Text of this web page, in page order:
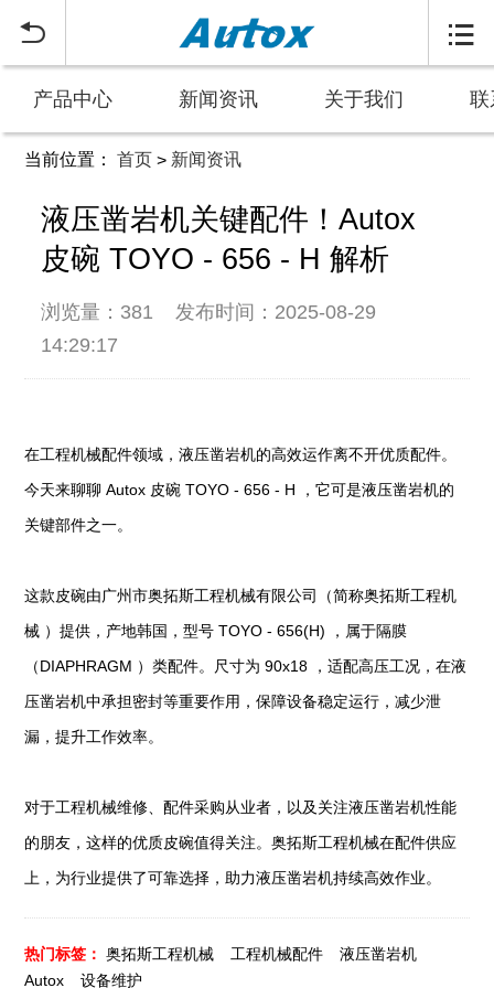
 
产品中心 新闻资讯 关于我们 联
当前位置：首页 > 新闻资讯
液压凿岩机关键配件！Autox
皮碗 TOYO - 656 - H 解析
浏览量：381
发布时间：2025-08-29
14:29:17
在工程机械配件领域，液压凿岩机的高效运作离不开优质配件。
今天来聊聊 Autox 皮碗 TOYO - 656 - H ，它可是液压凿岩机的
关键部件之一。
这款皮碗由广州市奥拓斯工程机械有限公司（简称奥拓斯工程机
械 ）提供，产地韩国，型号 TOYO - 656(H) ，属于隔膜
（DIAPHRAGM ）类配件。尺寸为 90x18 ，适配高压工况，在液
压凿岩机中承担密封等重要作用，保障设备稳定运行，减少泄
漏，提升工作效率。
对于工程机械维修、配件采购从业者，以及关注液压凿岩机性能
的朋友，这样的优质皮碗值得关注。奥拓斯工程机械在配件供应
上，为行业提供了可靠选择，助力液压凿岩机持续高效作业。
热门标签： 奥拓斯工程机械 工程机械配件
液压凿岩机
Autox
设备维护